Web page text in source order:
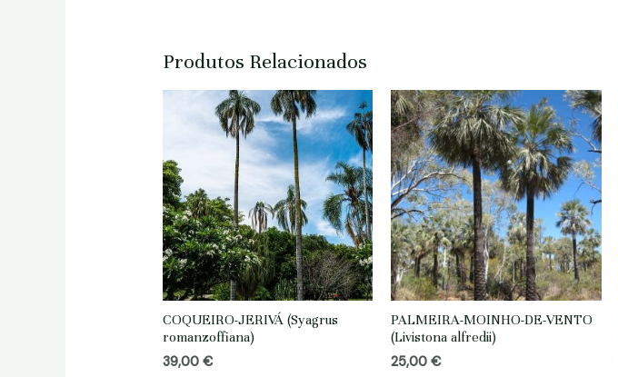
Produtos Relacionados
COQUEIRO-JERIVÁ (Syagrus
romanzoffiana)
39,00 €
PALMEIRA-MOINHO-DE-VENTO
(Livistona alfredii)
25,00€